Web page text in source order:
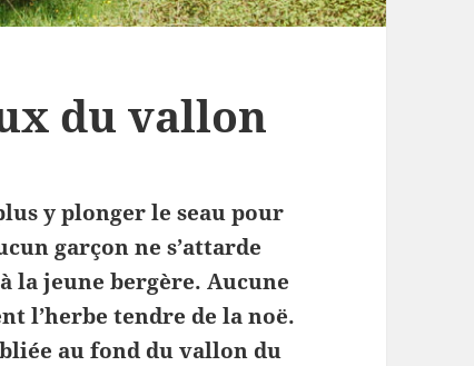
du vallon
y plonger le seau pour
garçon ne s’attarde
la jeune bergère. Aucune
l’herbe tendre de la noë.
au fond du vallon du